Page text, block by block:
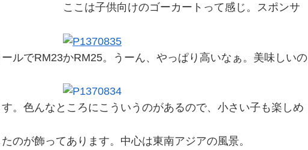
ここは子供向けのゴーカートって感じ。スポンサ
ルでRM23かRM25。うーん、やっぱり高いなぁ。美味しいの
。色んなところにこういうのがあるので、小さい子も楽しめ
のが飾ってあります。中心は東南アジアの風景。